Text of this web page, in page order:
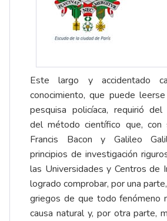
Este largo y accidentado
conocimiento, que puede
pesquisa policíaca, requirió del
del método científico que, con
Francis Bacon y Galileo
principios de investigación
las Universidades y Centros de
logrado comprobar, por una
griegos de que todo fenómeno
causa natural y, por otra parte,